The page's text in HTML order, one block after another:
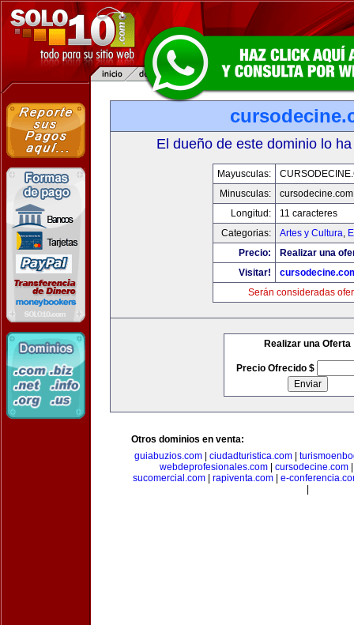
El dueño de este dominio lo
Mayusculas:
Minusculas:
cursodecine.com
Longitud:
11 caracteres
Categorias:
Artes y Cultura,
Precio:
Realizar una
Visitar!
Serán consideradas
Realizar una Oferta
Precio Ofrecido $
Otros dominios en venta:
guiabuzios.com| ciudadturistica.com|
webdeprofesionales.com| cursodecine.com
sucomercial.com
rapiventa.com
e-